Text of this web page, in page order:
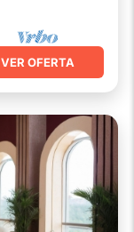
VER OFERTA